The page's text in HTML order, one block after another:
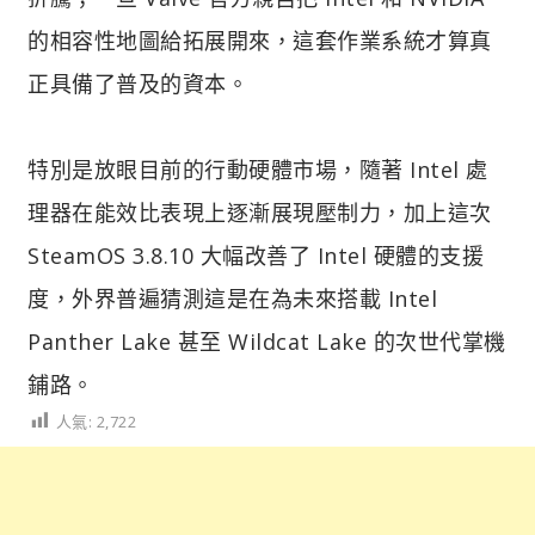
的相容性地圖給拓展開來，這套作業系統才算真
正具備了普及的資本。
特別是放眼目前的行動硬體市場，隨著 Intel 處
理器在能效比表現上逐漸展現壓制力，加上這次
SteamOS 3.8.10 大幅改善了 Intel 硬體的支援
度，外界普遍猜測這是在為未來搭載 Intel
Panther Lake 甚至 Wildcat Lake 的次世代掌機
鋪路。
人氣: 2,722